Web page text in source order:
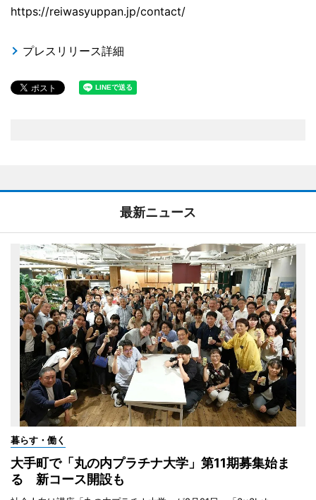
https://reiwasyuppan.jp/contact/
プレスリリース詳細
最新ニュース
暮らす・働く
大手町で「丸の内プラチナ大学」第11期募集始ま
る 新コース開設も